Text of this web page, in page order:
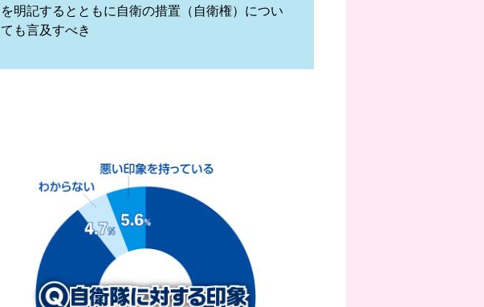
を明記するとともに自衛の措置（自衛権）につい
ても言及すべき